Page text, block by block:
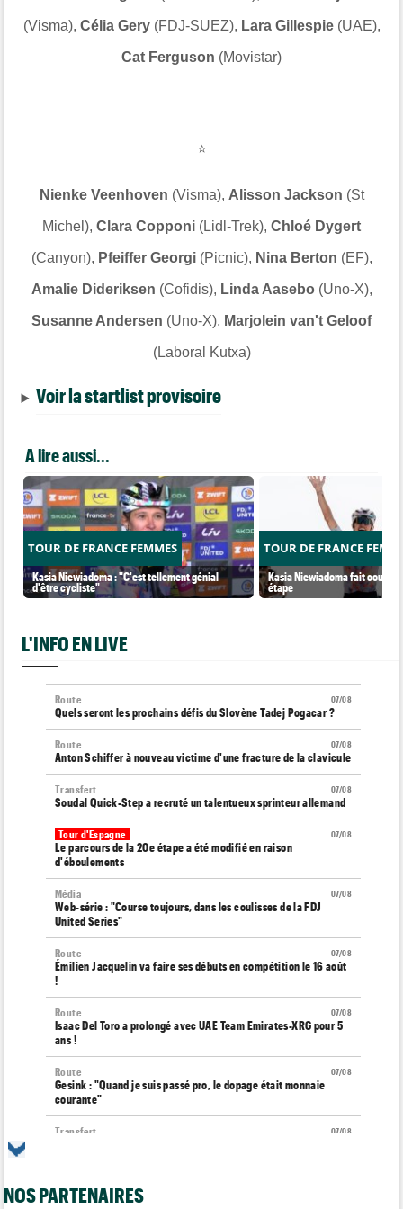
(Visma), Célia Gery(FDJ-SUEZ), Lara Gillespie(UAE),
Cat Ferguson (Movistar)
⭐
Nienke Veenhoven (Visma), Alisson Jackson (St
Michel), Clara Copponi (Lidl-Trek), Chloé Dygert
(Canyon), Pfeiffer Georgi(Picnic), Nina Berton (EF),
Amalie Dideriksen (Cofidis), Linda Aasebo (Uno-X),
Susanne Andersen (Uno-X), Marjolein van't Geloof
(Laboral Kutxa)
Voir la startlist provisoire
A lire aussi...
TOUR DE FRANCE FEMMES
Kasia Niewiadoma : "C'est tellement génial
d'être cycliste"
TOUR DE FRANCE
Kasia Niewiadoma fait coup
étape
L'INFO EN LIVE
07/08
Route
Quels seront les prochains défis du Slovène Tadej Pogacar ?
07/08
Route
Anton Schiffer à nouveau victime d'une fracture de la clavicule
07/08
Transfert
Soudal Quick-Step a recruté un talentueux sprinteur allemand
07/08
Tour d'Espagne
Le parcours de la 20e étape a été modifié en raison
d'éboulements
07/08
Média
Web-série : "Course toujours, dans les coulisses de la FDJ
United Series"
07/08
Route
Émilien Jacquelin va faire ses débuts en compétition le 16 août
!
07/08
Route
Isaac Del Toro a prolongé avec UAE Team Emirates-XRG pour 5
ans !
07/08
Route
Gesink : "Quand je suis passé pro, le dopage était monnaie
courante"
07/08
Transfert
Transfert
Lotto-Intermarché fait passer pro trois jeunes de sa formation
NOS PARTENAIRES